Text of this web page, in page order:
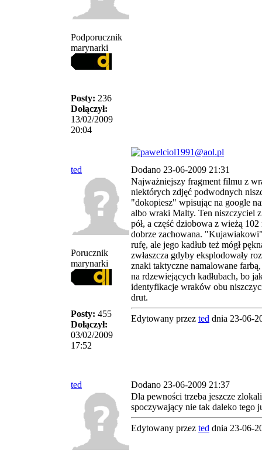
Podporucznik
marynarki
Posty: 236
Dołączył:
13/02/2009
20:04
ted Dodano 23-06-2009 21:31
Porucznik
marynarki
Posty: 455
Dołączył:
03/02/2009
17:52
Najważniejszy fragment filmu z
niektórych zdjęć podwodnych
"dokopiesz" wpisując na google
albo wraki Malty. Ten niszczyciel
pół, a część dziobowa z wieżą
dobrze zachowana.
rufę, ale jego kadłub też mógł
zwłaszcza gdyby eksplodowały
znaki taktyczne namalowane
na rdzewiejących kadłubach, bo
identyfikacje wraków obu
drut.
Edytowany przez ted dnia 23-06-
ted Dodano 23-06-2009 21:37
Dla pewności trzeba jeszcze
spoczywający nie tak daleko tego
Edytowany przez ted dnia 23-06-